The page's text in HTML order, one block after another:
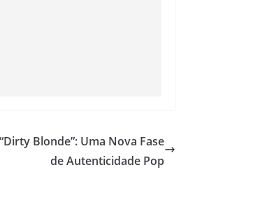
Blonde”: Uma Nova Fase
de Autenticidade Pop